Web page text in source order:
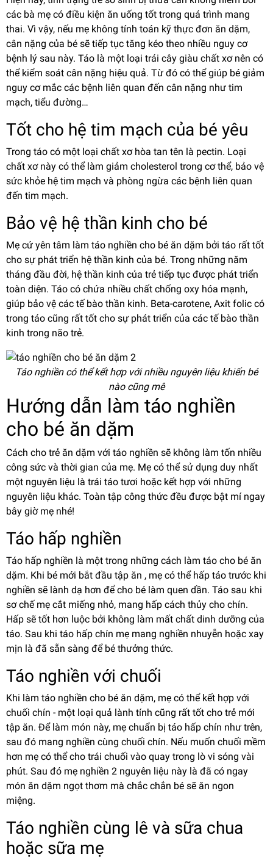
các bà mẹ có điều kiện ăn uống tốt trong quá trình mang
thai. Vì vậy, nếu mẹ không tính toán kỹ thực đơn ăn dặm,
cân nặng của bé sẽ tiếp tục tăng kéo theo nhiều nguy cơ
bệnh lý sau này. Táo là một loại trái cây giàu chất xơ nên có
thể kiểm soát cân nặng hiệu quả. Từ đó có thể giúp bé giảm
nguy cơ mắc các bệnh liên quan đến cân nặng như tim
mạch, tiểu đường…
Tốt cho hệ tim mạch của bé yêu
Trong táo có một loại chất xơ hòa tan tên là pectin. Loại
chất xơ này có thể làm giảm cholesterol trong cơ thể, bảo vệ
sức khỏe hệ tim mạch và phòng ngừa các bệnh liên quan
đến tim mạch.
Bảo vệ hệ thần kinh cho bé
Mẹ cứ yên tâm làm táo nghiền cho bé ăn dặm bởi táo rất tốt
cho sự phát triển hệ thần kinh của bé. Trong những năm
tháng đầu đời, hệ thần kinh của trẻ tiếp tục được phát triển
toàn diện. Táo có chứa nhiều chất chống oxy hóa mạnh,
giúp bảo vệ các tế bào thần kinh. Beta-carotene, Axit folic có
trong táo cũng rất tốt cho sự phát triển của các tế bào thần
kinh trong não trẻ.
Táo nghiền có thể kết hợp với nhiều nguyên liệu khiến bé
nào cũng mê
Hướng dẫn làm táo nghiền
cho bé ăn dặm
Cách cho trẻ ăn dặm với táo nghiền sẽ không làm tốn nhiều
công sức và thời gian của mẹ. Mẹ có thể sử dụng duy nhất
một nguyên liệu là trái táo tươi hoặc kết hợp với những
nguyên liệu khác. Toàn tập công thức đều được bật mí ngay
bây giờ mẹ nhé!
Táo hấp nghiền
Táo hấp nghiền là một trong những cách làm táo cho bé ăn
dặm. Khi bé mới bắt đầu tập ăn , mẹ có thể hấp táo trước khi
nghiền sẽ lành dạ hơn để cho bé làm quen dần. Táo sau khi
sơ chế mẹ cắt miếng nhỏ, mang hấp cách thủy cho chín.
Hấp sẽ tốt hơn luộc bởi không làm mất chất dinh dưỡng của
táo. Sau khi táo hấp chín mẹ mang nghiền nhuyễn hoặc xay
mịn là đã sẵn sàng để bé thưởng thức.
Táo nghiền với chuối
Khi làm táo nghiền cho bé ăn dặm, mẹ có thể kết hợp với
chuối chín - một loại quả lành tính cũng rất tốt cho trẻ mới
tập ăn. Để làm món này, mẹ chuẩn bị táo hấp chín như trên,
sau đó mang nghiền cùng chuối chín. Nếu muốn chuối mềm
hơn mẹ có thể cho trái chuối vào quay trong lò vi sóng vài
phút. Sau đó mẹ nghiền 2 nguyên liệu này là đã có ngay
món ăn dặm ngọt thơm mà chắc chắn bé sẽ ăn ngon
miệng.
Táo nghiền cùng lê và sữa chua
hoặc sữa mẹ